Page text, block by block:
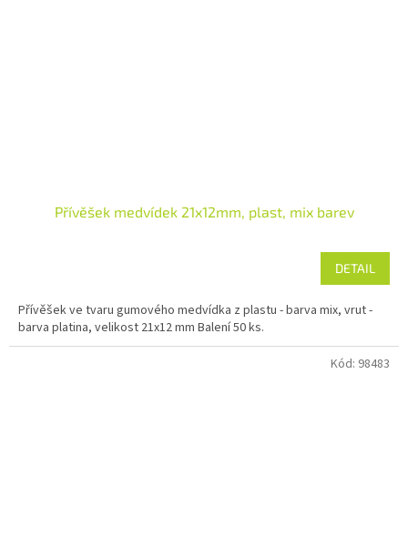
Přívěšek medvídek 21x12mm, plast, mix barev
DETAIL
Přívěšek ve tvaru gumového medvídka z plastu - barva mix, vrut -
barva platina, velikost 21x12 mm Balení 50 ks.
Kód: 98483